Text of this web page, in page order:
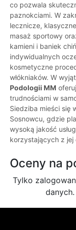
co pozwala
paznokciami. W
lecznicze,
masaż sportowy
kamieni i baniek
indywidualnych
kosmetyczne
włókniaków. W
Podologii MM
trudnościami w
Siedziba mieści się
Sosnowcu, gdzie
wysoką jakość
korzystających z jej
Oceny na
Tylko
danych.